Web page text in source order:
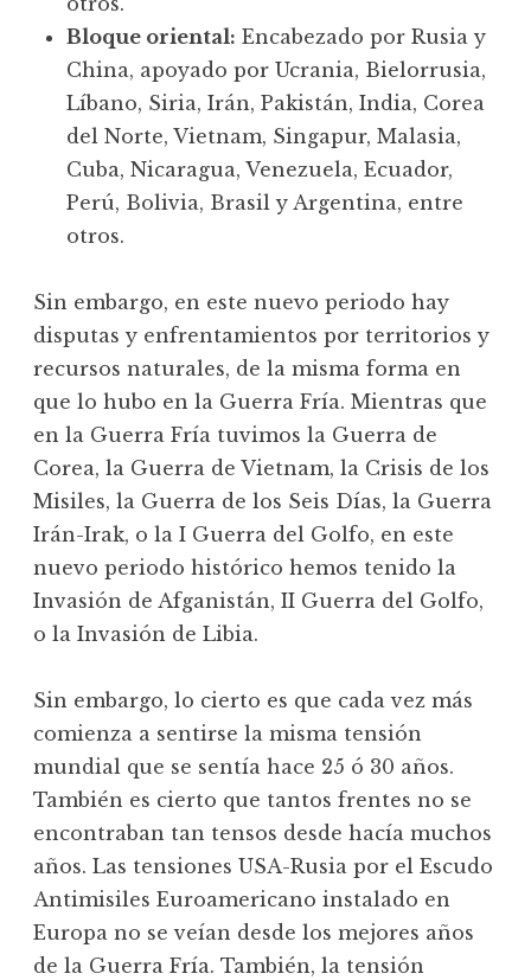
Bloque oriental: Encabezado por Rusia y
China, apoyado por Ucrania, Bielorrusia,
Líbano, Siria, Irán, Pakistán, India, Corea
del Norte, Vietnam, Singapur, Malasia,
Cuba, Nicaragua, Venezuela, Ecuador,
Perú, Bolivia, Brasil y Argentina, entre
otros.
Sin embargo, en este nuevo periodo hay
disputas y enfrentamientos por territorios y
recursos naturales, de la misma forma en
que lo hubo en la Guerra Fría. Mientras que
en la Guerra Fría tuvimos la Guerra de
Corea, la Guerra de Vietnam, la Crisis de los
Misiles, la Guerra de los Seis Días, la Guerra
Irán-Irak, o la I Guerra del Golfo, en este
nuevo periodo histórico hemos tenido la
Invasión de Afganistán, II Guerra del Golfo,
o la Invasión de Libia.
Sin embargo, lo cierto es que cada vez más
comienza a sentirse la misma tensión
mundial que se sentía hace 25 ó 30 años.
También es cierto que tantos frentes no se
encontraban tan tensos desde hacía muchos
años. Las tensiones USA-Rusia por el Escudo
Antimisiles Euroamericano instalado en
Europa no se veían desde los mejores años
de la Guerra Fría. También, la tensión